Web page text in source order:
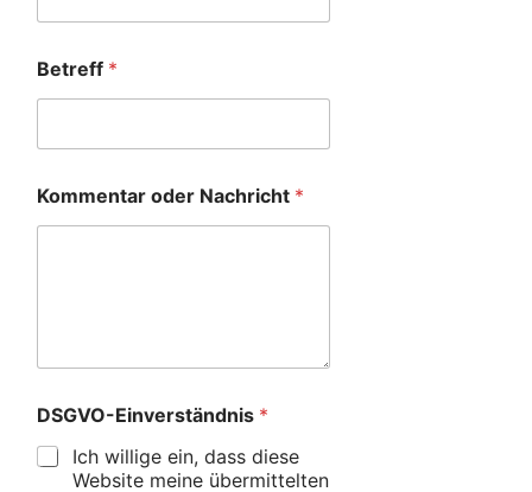
Betreff *
Kommentar oder Nachricht *
DSGVO-Einverständnis *
Ich willige ein, dass diese
Website meine übermittelten